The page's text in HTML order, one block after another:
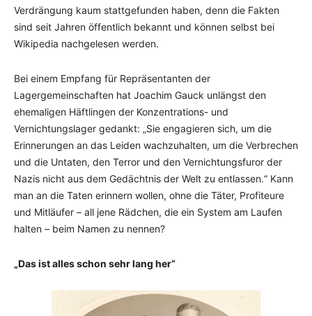
Verdrängung kaum stattgefunden haben, denn die Fakten
sind seit Jahren öffentlich bekannt und können selbst bei
Wikipedia nachgelesen werden.
Bei einem Em­pfang für Repräsen­tan­ten der
Lagergemeinschaften hat Joa­chim Gauck unlängst den
ehemaligen Häftlingen der Konzen­trations- und
Vernichtungslager gedankt: „Sie engagieren sich, um die
Erinne­rungen an das Lei­den wachzuhalten, um die Verbre­chen
und die Untaten, den Terror und den Vernich­tungsfuror der
Nazis nicht aus dem Ge­dächt­­nis der Welt zu entlassen.“ Kann
man an die Taten erinnern wollen, ohne die Täter, Profiteure
und Mitläufer – all jene Rädchen, die ein System am Laufen
halten – beim Namen zu nennen?
„Das ist alles schon sehr lang her“